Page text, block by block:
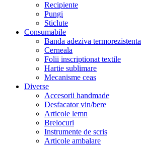
Recipiente
Pungi
Sticlute
Consumabile
Banda adeziva termorezistenta
Cerneala
Folii inscriptionat textile
Hartie sublimare
Mecanisme ceas
Diverse
Accesorii handmade
Desfacator vin/bere
Articole lemn
Brelocuri
Instrumente de scris
Articole ambalare